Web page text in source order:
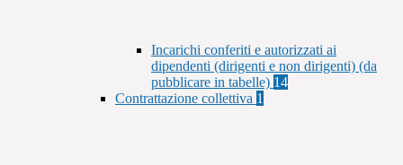
Incarichi conferiti e autorizzati ai
dipendenti (dirigenti e non dirigenti) (da
pubblicare in tabelle) 14
Contrattazione collettiva 1